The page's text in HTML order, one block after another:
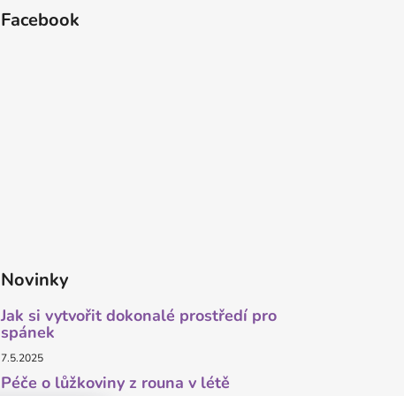
Facebook
Novinky
Jak si vytvořit dokonalé prostředí pro
spánek
7.5.2025
Péče o lůžkoviny z rouna v létě